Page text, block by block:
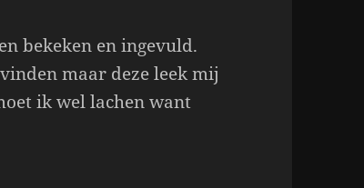
bekeken en ingevuld.
maar deze leek mij
ik wel lachen want